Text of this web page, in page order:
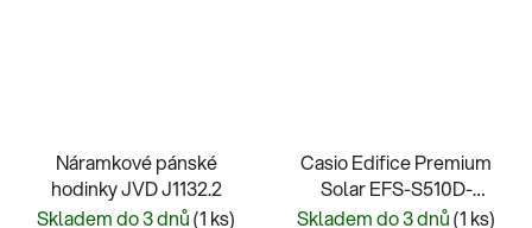
Náramkové pánské
hodinky JVD J1132.2
Skladem do 3 dnů(1 ks)
Casio Edifice Premium
Solar EFS-S510D-
2AVUEF
Skladem do 3 dnů(1 ks)